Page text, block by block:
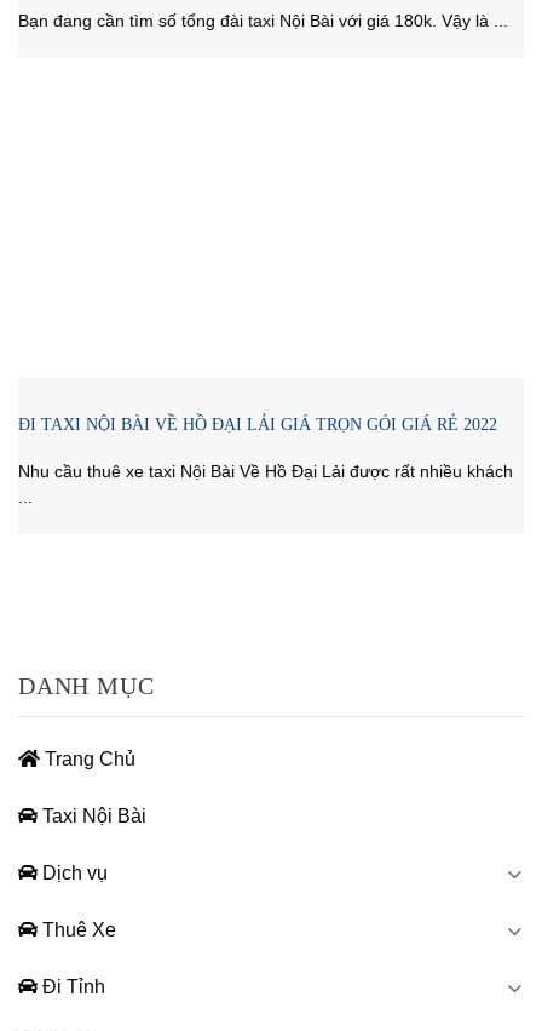
Bạn đang cần tìm số tổng đài taxi Nội Bài với giá 180k. Vậy là ...
ĐI TAXI NỘI BÀI VỀ HỒ ĐẠI LẢI GIÁ TRỌN GÓI GIÁ RẺ 2022
Nhu cầu thuê xe taxi Nội Bài Về Hồ Đại Lải được rất nhiều khách
DANH MỤC
Trang Chủ
Taxi Nội Bài
Dịch vụ
Thuê Xe
Đi Tỉnh